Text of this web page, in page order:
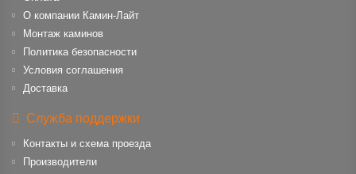
О компании Камин-Лайт
Монтаж каминов
Политика безопасности
Условия соглашения
Доставка
Служба поддержки
Контакты и схема проезда
Производители